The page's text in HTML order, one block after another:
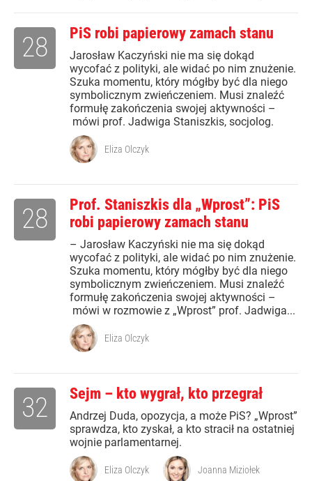
PiS robi papierowy zamach stanu
Jarosław Kaczyński nie ma się dokąd
wycofać z polityki, ale widać po nim znużenie.
Szuka momentu, który mógłby być dla niego
symbolicznym zwieńczeniem. Musi znaleźć
formułę zakończenia swojej aktywności –
mówi prof. Jadwiga Staniszkis, socjolog.
28
Eliza Olczyk
Prof. Staniszkis dla „Wprost”: PiS
robi papierowy zamach stanu
– Jarosław Kaczyński nie ma się dokąd
wycofać z polityki, ale widać po nim znużenie.
Szuka momentu, który mógłby być dla niego
symbolicznym zwieńczeniem. Musi znaleźć
formułę zakończenia swojej aktywności –
mówi w rozmowie z „Wprost” prof. Jadwiga...
28
Eliza Olczyk
Sejm – kto wygrał, kto przegrał
Andrzej Duda, opozycja, a może PiS? „Wprost”
sprawdza, kto zyskał, a kto stracił na ostatniej
wojnie parlamentarnej.
32
Eliza Olczyk Joanna Miziołek